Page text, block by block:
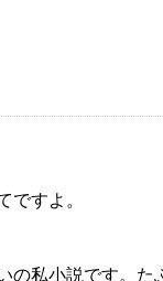
ですよ。
の私小説です。た